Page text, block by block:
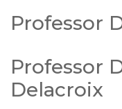
Professor
Professor
Delacroix